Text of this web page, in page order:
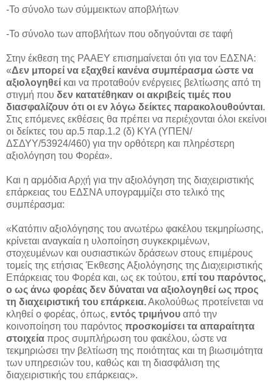
-Το σύνολο των σύμμεικτων αποβλήτων
-Το σύνολο των αποβλήτων που οδηγούνται σε ταφή
Στην έκθεση της ΡΑΑΕΥ επισημαίνεται ότι για τον ΕΔΣΝΑ:
«Δεν μπορεί να εξαχθεί κανένα συμπέρασμα ώστε να
αξιολογηθεί και να προταθούν ενέργειες βελτίωσης από τη
στιγμή που δεν κατατέθηκαν οι ακριβείς τιμές που
διασφαλίζουν ότι οι εν λόγω δείκτες παρακολουθούνται.
Στις επόμενες εκθέσεις θα πρέπει να περιέχονται όλοι εκείνοι
οι δείκτες του αρ.5 παρ.1.2 (δ) ΚΥΑ (ΥΠΕΝ/
ΔΣΔΥΥ/53924/460) για την ορθότερη και πληρέστερη
αξιολόγηση του Φορέα».
Και η αρμόδια Αρχή για την αξιολόγηση της διαχειριστικής
επάρκειας του ΕΔΣΝΑ υπογραμμίζει στο τελικό της
συμπέρασμα:
«Κατόπιν αξιολόγησης του ανωτέρω φακέλου τεκμηρίωσης,
κρίνεται αναγκαία η υλοποίηση συγκεκριμένων,
στοχευμένων και ουσιαστικών δράσεων στους επιμέρους
τομείς της ετήσιας Έκθεσης Αξιολόγησης της Διαχειριστικής
Επάρκειας του Φορέα και, ως εκ τούτου, επί του παρόντος,
ο ως άνω φορέας δεν δύναται να αξιολογηθεί ως προς
τη διαχειριστική του επάρκεια.Ακολούθως προτείνεται να
κληθεί ο φορέας, όπως, εντός τριμήνου από την
κοινοποίηση του παρόντος προσκομίσει τα απαραίτητα
στοιχεία προς συμπλήρωση του φακέλου, ώστε να
τεκμηριώσει την βελτίωση της ποιότητας και τη βιωσιμότητα
των υπηρεσιών του, καθώς και τη διασφάλιση της
διαχειριστικής του επάρκειας».